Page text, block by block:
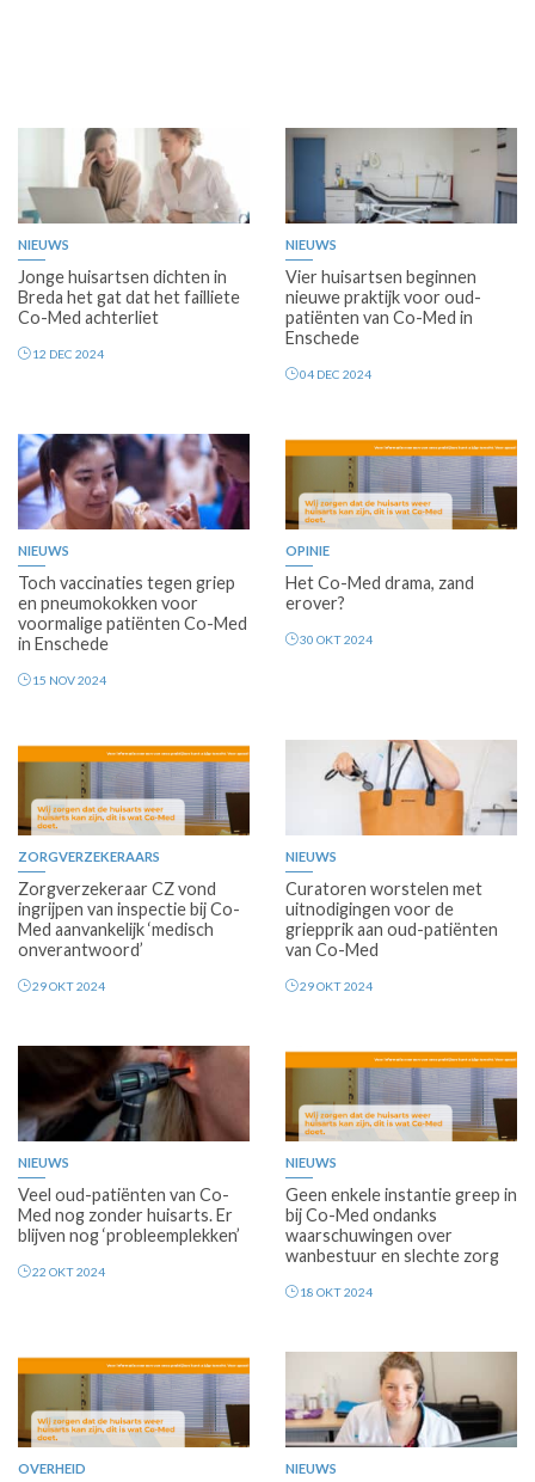
Premium
NIEUWS
Jonge huisartsen dichten in
Breda het gat dat het failliete
Co-Med achterliet
12 DEC 2024
Premium
NIEUWS
Vier huisartsen beginnen
nieuwe praktijk voor oud-
patiënten van Co-Med in
Enschede
04 DEC 2024
Premium
NIEUWS
Toch vaccinaties tegen griep
en pneumokokken voor
voormalige patiënten Co-Med
in Enschede
15 NOV 2024
OPINIE
Het Co-Med drama, zand
erover?
30 OKT 2024
Premium
ZORGVERZEKERAARS
Zorgverzekeraar CZ vond
ingrijpen van inspectie bij Co-
Med aanvankelijk ‘medisch
onverantwoord’
29 OKT 2024
Premium
NIEUWS
Curatoren worstelen met
uitnodigingen voor de
griepprik aan oud-patiënten
van Co-Med
29 OKT 2024
Premium
NIEUWS
Veel oud-patiënten van Co-
Med nog zonder huisarts. Er
blijven nog ‘probleemplekken’
22 OKT 2024
Premium
NIEUWS
Geen enkele instantie greep in
bij Co-Med ondanks
waarschuwingen over
wanbestuur en slechte zorg
18 OKT 2024
Premium
OVERHEID
Premium
NIEUWS